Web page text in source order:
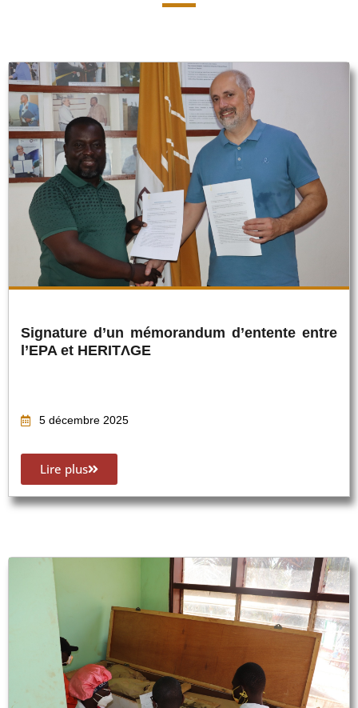
Signature d’un mémorandum d’entente entre
l’EPA et HERITΛGE
5 décembre 2025
Lire plus